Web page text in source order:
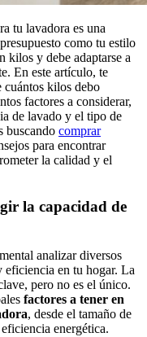
tu lavadora es una
como tu estilo
kilos y debe adaptarse a
En este artículo, te
cuántos kilos debo
factores a considerar,
de lavado y el tipo de
buscando comprar
para encontrar
la calidad y el
la capacidad de
analizar diversos
eficiencia en tu hogar. La
pero no es el único.
factores a tener en
, desde el tamaño de
energética.